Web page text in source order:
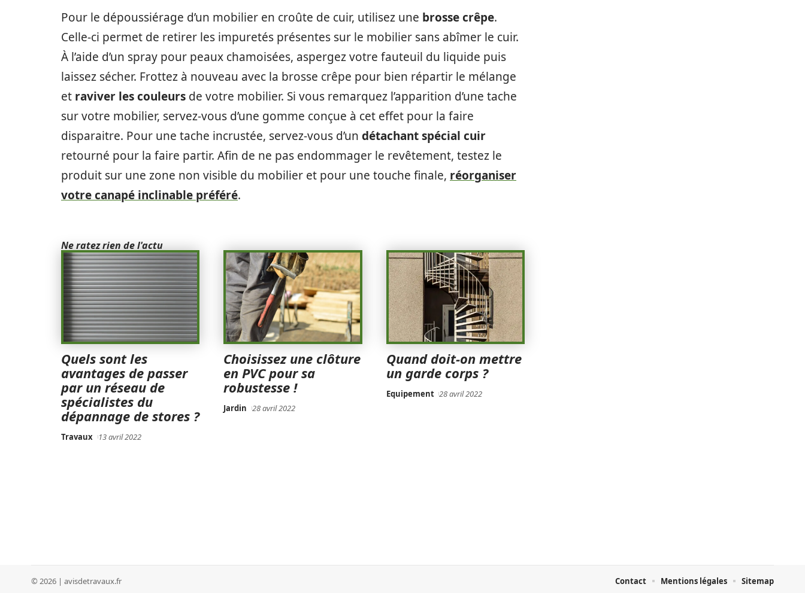
Pour le dépoussiérage d’un mobilier en croûte de cuir, utilisez une brosse crêpe.
Celle-ci permet de retirer les impuretés présentes sur le mobilier sans abîmer le cuir.
À l’aide d’un spray pour peaux chamoisées, aspergez votre fauteuil du liquide puis
laissez sécher. Frottez à nouveau avec la brosse crêpe pour bien répartir le mélange
et raviver les couleurs de votre mobilier. Si vous remarquez l’apparition d’une tache
sur votre mobilier, servez-vous d’une gomme conçue à cet effet pour la faire
disparaitre. Pour une tache incrustée, servez-vous d’un détachant spécial cuir
retourné pour la faire partir. Afin de ne pas endommager le revêtement, testez le
produit sur une zone non visible du mobilier et pour une touche finale, réorganiser
votre canapé inclinable préféré.
Ne ratez rien de l'actu
Quels sont les
avantages de passer
par un réseau de
spécialistes du
dépannage de stores ?
Travaux 13 avril 2022
Choisissez une clôture
en PVC pour sa
robustesse !
Jardin 28 avril 2022
Quand doit-on mettre
un garde corps ?
Equipement 28 avril 2022
© 2026 | avisdetravaux.fr Contact Mentions légales Sitemap